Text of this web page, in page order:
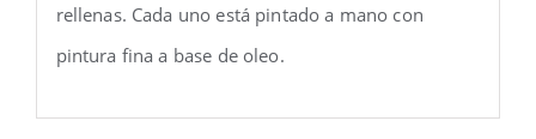
rellenas. Cada uno está pintado a mano con
pintura fina a base de oleo.